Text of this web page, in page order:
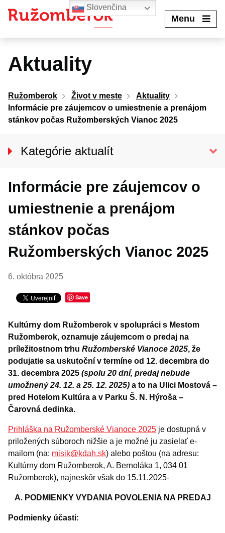
Menu
Aktuality
Ružomberok Život v meste
Aktuality
Informácie pre záujemcov o umiestnenie a prenájom
stánkov počas Ružomberských Vianoc 2025
Kategórie aktualít
Kultúra
Šport
Informácie pre záujemcov o
umiestnenie a prenájom
stánkov počas
Ružomberských Vianoc 2025
6. októbra 2025
Save
Kultúrny dom Ružomberok v spolupráci s Mestom
Ružomberok, oznamuje záujemcom o predaj na
príležitostnom trhu Ružomberské Vianoce 2025, že
podujatie sa uskutoční v termíne od 12. decembra do
31. decembra 2025 (spolu 20 dní, predaj nebude
umožnený 24. 12. a 25. 12. 2025) a to na Ulici Mostová –
pred Hotelom Kultúra a v Parku Š. N. Hýroša –
Čarovná dedinka.
Prihláška na Ružomberské Vianoce 2025 je dostupná v
priložených súboroch nižšie a je možné ju zasielať e-
mailom (na: misik@kdah.sk) alebo poštou (na adresu:
Kultúrny dom Ružomberok, A. Bernoláka 1, 034 01
Ružomberok), najneskôr však do 15.11.2025-
A. PODMIENKY VYDANIA POVOLENIA NA PREDAJ
Podmienky účasti:
Slovenčina